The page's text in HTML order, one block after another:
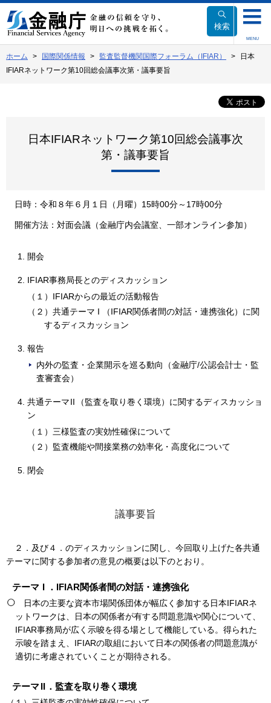
文
へ
動
検索
MENU
ホーム 国際関係情報 監査監督機関国際フォーラム（IFIAR）
日本
IFIARネットワーク第10回総会議事次第・議事要旨
日本IFIARネットワーク第10回総会議事次
第・議事要旨
日時：令和８年６月１日（月曜）15時00分～17時00分
開催方法：対面会議（金融庁内会議室、一部オンライン参加）
開会
IFIAR事務局長とのディスカッション
（１）IFIARからの最近の活動報告
（２）共通テーマ I
（IFIAR関係者間の対話・連携強化）に関
するディスカッション
報告
内外の監査・企業開示を巡る動向（金融庁/公認会計士・監
査審査会）
共通テーマII
（監査を取り巻く環境）に関するディスカッショ
ン
（１）三様監査の実効性確保について
（２）監査機能や間接業務の効率化・高度化について
閉会
議事要旨
２．及び４．のディスカッションに関し、今回取り上げた各共通
テーマに関する参加者の意見の概要は以下のとおり。
テーマ I ．IFIAR関係者間の対話・連携強化
日本の主要な資本市場関係団体が幅広く参加する日本IFIARネ
ットワークは、日本の関係者が有する問題意識や関心について、
IFIAR事務局が広く示唆を得る場として機能している。得られた
示唆を踏まえ、IFIARの取組において日本の関係者の問題意識が
適切に考慮されていくことが期待される。
テーマII ．監査を取り巻く環境